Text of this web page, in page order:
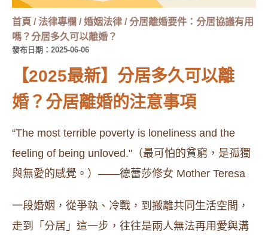
首頁 /法律專欄 /婚姻法律 /分居離婚要件：分居協議有用
嗎？分居多久可以離婚？
發布日期：2025-06-06
【2025最新】分居多久可以離
婚？分居離婚的注意事項
“The most terrible poverty is loneliness and the
feeling of being unloved."（最可怕的貧窮，是孤獨
與無愛的感覺。）——德蕾莎修女 Mother Teresa
一段婚姻，從爭執、冷戰，到搬離共同生活空間，
走到「分居」這一步，往往是兩人無法再用愛與溝